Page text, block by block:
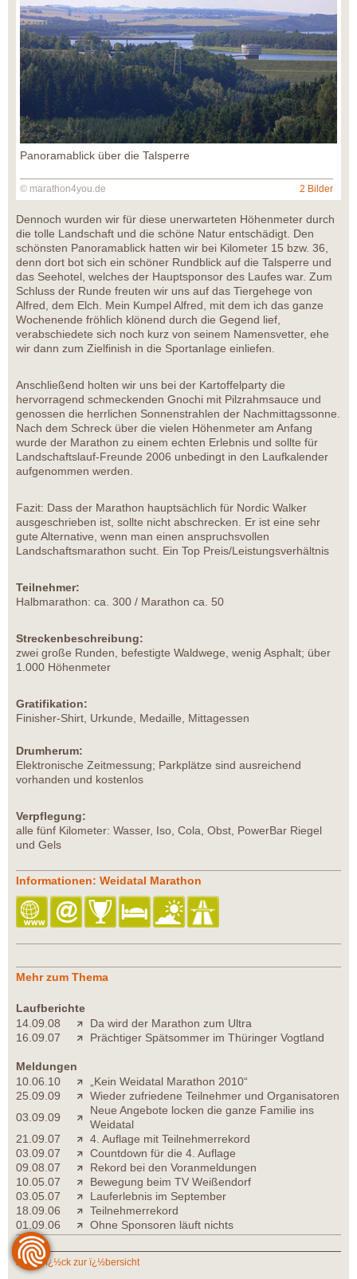
Panoramablick über die Talsperre
© marathon4you.de 2 Bilder
Dennoch wurden wir für diese unerwarteten Höhenmeter durch
die tolle Landschaft und die schöne Natur entschädigt. Den
schönsten Panoramablick hatten wir bei Kilometer 15 bzw. 36,
denn dort bot sich ein schöner Rundblick auf die Talsperre und
das Seehotel, welches der Hauptsponsor des Laufes war. Zum
Schluss der Runde freuten wir uns auf das Tiergehege von
Alfred, dem Elch. Mein Kumpel Alfred, mit dem ich das ganze
Wochenende fröhlich klönend durch die Gegend lief,
verabschiedete sich noch kurz von seinem Namensvetter, ehe
wir dann zum Zielfinish in die Sportanlage einliefen.
Anschließend holten wir uns bei der Kartoffelparty die
hervorragend schmeckenden Gnochi mit Pilzrahmsauce und
genossen die herrlichen Sonnenstrahlen der Nachmittagssonne.
Nach dem Schreck über die vielen Höhenmeter am Anfang
wurde der Marathon zu einem echten Erlebnis und sollte für
Landschaftslauf-Freunde 2006 unbedingt in den Laufkalender
aufgenommen werden.
Fazit: Dass der Marathon hauptsächlich für Nordic Walker
ausgeschrieben ist, sollte nicht abschrecken. Er ist eine sehr
gute Alternative, wenn man einen anspruchsvollen
Landschaftsmarathon sucht. Ein Top Preis/Leistungsverhältnis
Teilnehmer:
Halbmarathon: ca. 300 / Marathon ca. 50
Streckenbeschreibung:
zwei große Runden, befestigte Waldwege, wenig Asphalt; über
1.000 Höhenmeter
Gratifikation:
Finisher-Shirt, Urkunde, Medaille, Mittagessen
Drumherum:
Elektronische Zeitmessung; Parkplätze sind ausreichend
vorhanden und kostenlos
Verpflegung:
alle fünf Kilometer: Wasser, Iso, Cola, Obst, PowerBar Riegel
und Gels
Informationen: Weidatal Marathon
Mehr zum Thema
Laufberichte
14.09.08
Da wird der Marathon zum Ultra
16.09.07
Prächtiger Spätsommer im Thüringer Vogtland
Meldungen
10.06.10
„Kein Weidatal Marathon 2010“
25.09.09
Wieder zufriedene Teilnehmer und Organisatoren
03.09.09
Neue Angebote locken die ganze Familie ins
Weidatal
21.09.07
4. Auflage mit Teilnehmerrekord
03.09.07
Countdown für die 4. Auflage
09.08.07
Rekord bei den Voranmeldungen
10.05.07
Bewegung beim TV Weißendorf
03.05.07
Lauferlebnis im September
18.09.06
Teilnehmerrekord
01.09.06
Ohne Sponsoren läuft nichts
zurï¿½ck zur ï¿½bersicht